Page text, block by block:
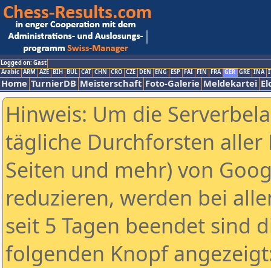
Logged on: Gast
Arabic ARM AZE BIH BUL CAT CHN CRO CZE DEN ENG ESP FAI FIN FRA GER GRE INA
Home TurnierDB Meisterschaft Foto-Galerie Meldekartei
Hinweis: Um die
tägliche Durchforsten aller
Seiten und mehr) von
reduzieren, werden bei
seit 5 Tagen beendet sind
folgenden Knopf